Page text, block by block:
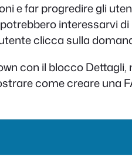
e far progredire gli
interessarvi di
clicca sulla
con il blocco
come creare una